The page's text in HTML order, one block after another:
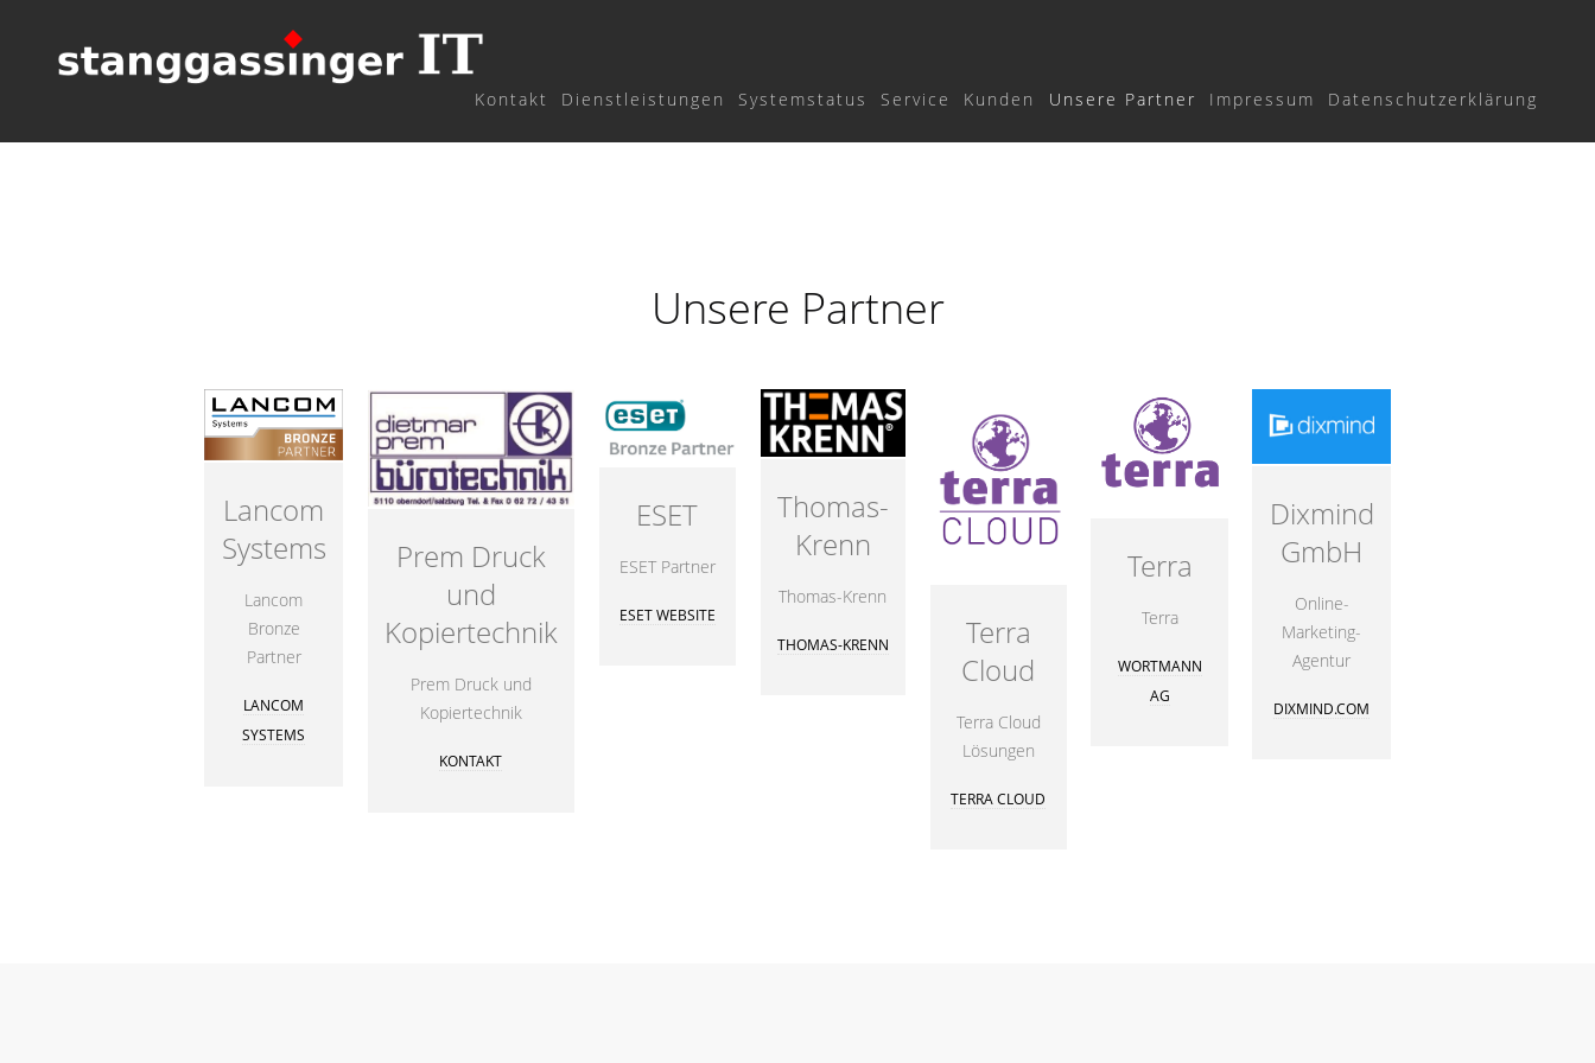
Kontakt Dienstleistungen Systemstatus Service Kunden Unsere Partner Impressum Datenschutzerklärung
Unsere Partner
Lancom
Systems
Lancom
Bronze
Partner
LANCOM
SYSTEMS
Prem Druck
und
Kopiertechnik
Prem Druck und
Kopiertechnik
KONTAKT
ESET
ESET Partner
ESET WEBSITE
Thomas-
Krenn
Thomas-Krenn
THOMAS-KRENN
Terra
Cloud
Terra Cloud
Lösungen
TERRA CLOUD
Terra
Terra
WORTMANN
AG
Dixmind
GmbH
Online-
Marketing-
Agentur
DIXMIND.COM